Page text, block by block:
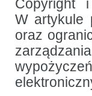
Copyright
W artykule
oraz